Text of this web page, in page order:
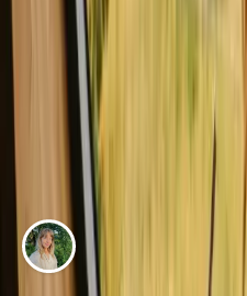
EVENTYR AV
Sine Fuglsang Christensen